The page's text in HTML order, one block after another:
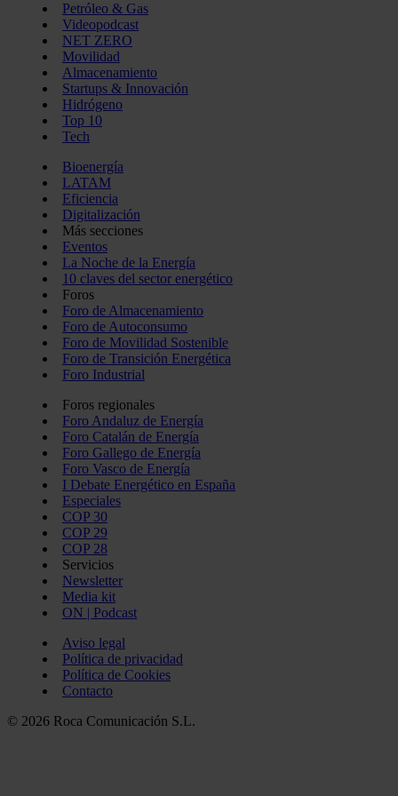
Petróleo & Gas
Videopodcast
NET ZERO
Movilidad
Almacenamiento
Startups & Innovación
Hidrógeno
Top 10
Tech
Bioenergía
LATAM
Eficiencia
Digitalización
Más secciones
Eventos
La Noche de la Energía
10 claves del sector energético
Foros
Foro de Almacenamiento
Foro de Autoconsumo
Foro de Movilidad Sostenible
Foro de Transición Energética
Foro Industrial
Foros regionales
Foro Andaluz de Energía
Foro Catalán de Energía
Foro Gallego de Energía
Foro Vasco de Energía
I Debate Energético en España
Especiales
COP 30
COP 29
COP 28
Servicios
Newsletter
Media kit
ON | Podcast
Aviso legal
Política de privacidad
Política de Cookies
Contacto
© 2026 Roca Comunicación S.L.